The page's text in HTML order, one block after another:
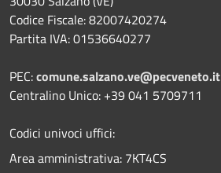
Codice Fiscale: 82007420274
Partita IVA: 01536640277
PEC:comune.salzano.ve@pecveneto.it
Centralino Unico: +39 041 5709711
Codici univoci uffici:
Area amministrativa: 7KT4CS